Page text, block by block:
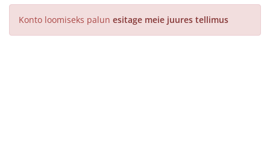
Konto loomiseks palun esitage meie juures tellimus